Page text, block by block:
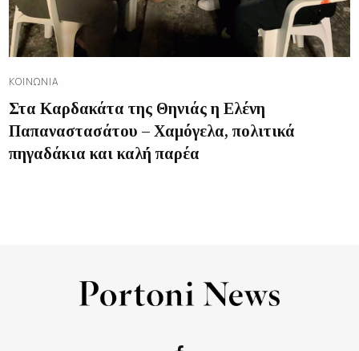
ΚΟΙΝΩΝΊΑ
Στα Καρδακάτα της Θηνιάς η Ελένη
Παπαναστασάτου – Χαμόγελα, πολιτικά
πηγαδάκια και καλή παρέα